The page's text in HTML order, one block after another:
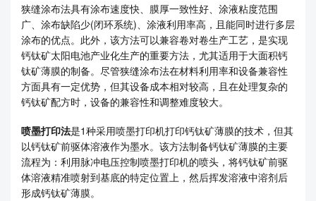
狭缝涂布法具有涂布速度快、膜厚一致性好、涂液粘度范围
广、涂布缺陷少(闭环系统)、涂液利用率高，且能同时进行多层
涂布的优点。此外，该方法可以兼容卷对卷生产工艺，是实现
钙钛矿太阳电池产业化生产的重要方法，尤其适用于大面积钙
钛矿薄膜的制备。尽管狭缝涂布法在材料利用率和设备兼容性
方面具有一定优势，但其设备成本相对较高，且在处理复杂的
钙钛矿配方时，设备的兼容性和调整难度较大。
喷墨打印法是1种采用喷墨打印机打印钙钛矿薄膜的技术，但其
以钙钛矿前驱体溶液作为墨水。该方法制备钙钛矿薄膜的主要
流程为：利用脉冲电压控制喷墨打印机的喷头，将钙钛矿前驱
体溶液精准喷射到基底的特定位置上，然后挥发溶液中溶剂后
形成钙钛矿薄膜。